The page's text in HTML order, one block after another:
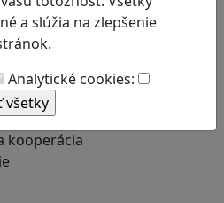
a slúžia na zlepšenie
Analytické cookies:
kooperácia